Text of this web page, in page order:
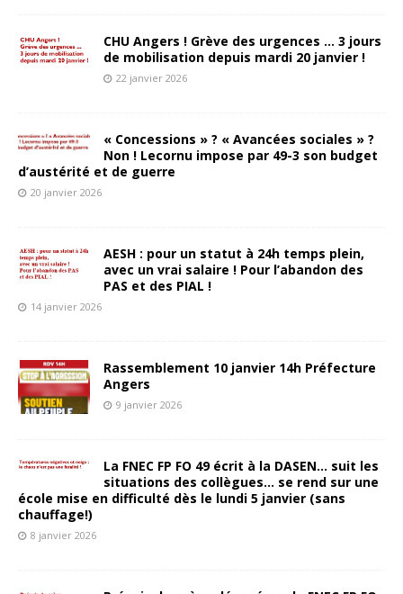
CHU Angers ! Grève des urgences … 3 jours
de mobilisation depuis mardi 20 janvier !
22 janvier 2026
« Concessions » ? « Avancées sociales » ?
Non ! Lecornu impose par 49-3 son budget
d’austérité et de guerre
20 janvier 2026
AESH : pour un statut à 24h temps plein,
avec un vrai salaire ! Pour l’abandon des
PAS et des PIAL !
14 janvier 2026
Rassemblement 10 janvier 14h Préfecture
Angers
9 janvier 2026
La FNEC FP FO 49 écrit à la DASEN… suit les
situations des collègues… se rend sur une
école mise en difficulté dès le lundi 5 janvier (sans
chauffage!)
8 janvier 2026